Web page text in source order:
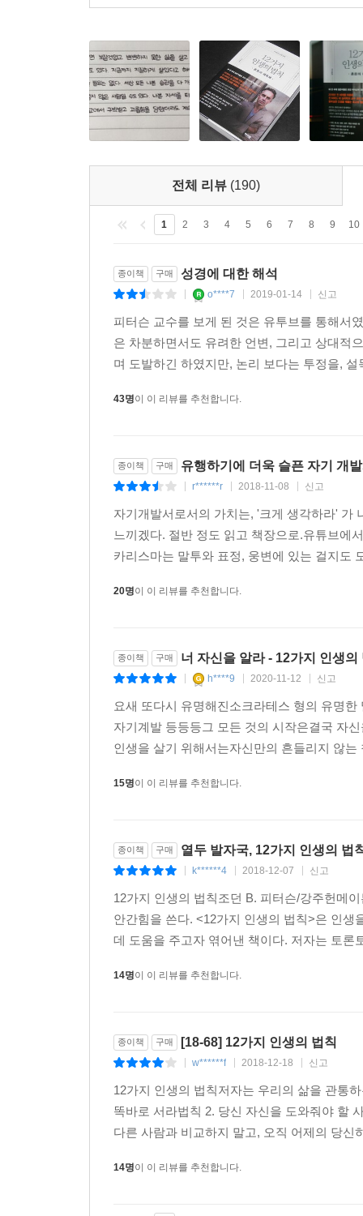
나쁜 상황이 최악으로 변한다. 비극이 지옥으로 바
“인생의 힘든 순간을 겨우 지나오면서 내가 터득
막막하면 우선 내일만 생각하고, 내일도 너무 걱
사람은 상상 이상으로 강인하다. 지금 눈앞에 놓
아주 사소한 아름다움을 볼 수 있어야 한다. 그래
기본적으로 인생의 비극 앞에 무너지지 않으려
시간에 걸쳐 전해져 내려온 것들에는 진실이
“조던 피터슨을 비판적으로 보는 많은 사람들도
이 책에 소개되어 있는 인생의 법칙들은 공통적
것이다. 우리 삶을 비참하게 만드는 것 중 하나
비교하라’에서 이 문제를 다룬다. 이 세상에는
있고 업적도 쌓았다고 생각하는 분야에서조차
인생의 성공과 실패는 단 한 번의 게임으로 결
장점과 약점, 처한 상황을 고려해 더 나은 게임
성공보다는 성장이 인생을 더욱 풍요롭게 만든다.
5. 이 책을 읽고 당신이 잃을 거라곤 단 하나,
일으킬 가장 간단하지만 중요한 방법을 소개한
있는 장이기 때문이다. 조던 피터슨은 바닷가
무엇보다 인간과 유사한 점이 상당히 많다. 특
빼앗긴다. 이런 바닷가재에게 항우울제를 맞
이야기다. 인간도 서열구조가 낮으면 더 나은
신체와 정신은 연결되어 있기 때문에 자세를 똑
충동과 본능의 욕구를 제어할 수 있어야만 하기
“피터슨의 방식은 혹독하다. 하지만 이상적이
(데이비드 브룩스, 《인간의 품격》 저자, [뉴욕타
전체 리뷰 (190)
1 2 3 4 5 6 7 8 9 10
종이책 구매 성경에 대한 해석
o****7 2019-01-14 신고
피터슨 교수를 보게 된 것은 유투브를 통해서
은 차분하면서도 유려한 언변, 그리고 상대적
며 도발하긴 하였지만, 논리 보다는 투정을,
43명이 이 리뷰를 추천합니다.
종이책 구매 유행하기에 더욱 슬픈 자기 개
r******r 2018-11-08 신고
자기개발서로서의 가치는, '크게 생각하라' 가
느끼겠다. 절반 정도 읽고 책장으로.유튜브에
카리스마는 말투와 표정, 웅변에 있는 걸지도
20명이 이 리뷰를 추천합니다.
종이책 구매 너 자신을 알라 - 12가지 인생의
h****9 2020-11-12 신고
요새 또다시 유명해진소크라테스 형의 유명
자기계발 등등등그 모든 것의 시작은결국 자
인생을 살기 위해서는자신만의 흔들리지 않
15명이 이 리뷰를 추천합니다.
종이책 구매 열두 발자국, 12가지 인생의 법
k******4 2018-12-07 신고
12가지 인생의 법칙조던 B. 피터슨/강주헌메
안간힘을 쓴다. <12가지 인생의 법칙>은 인
데 도움을 주고자 엮어낸 책이다. 저자는 토
14명이 이 리뷰를 추천합니다.
종이책 구매 [18-68] 12가지 인생의 법칙
w******f 2018-12-18 신고
12가지 인생의 법칙저자는 우리의 삶을 관통
똑바로 서라법칙 2. 당신 자신을 도와줘야 할
다른 사람과 비교하지 말고, 오직 어제의 당
14명이 이 리뷰를 추천합니다.